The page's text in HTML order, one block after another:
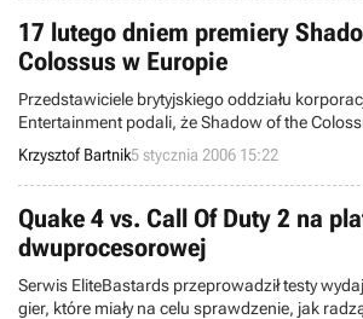
17 lutego dniem premiery
Colossus w Europie
Przedstawiciele brytyjskiego oddziału
Entertainment podali, że Shadow of the
akcji stworzona przez twórców bestsellerowej
zatytułowanej Ico - już niedługo trafi na Stary
europejskiego debiutu gry wyznaczono
bieżącego roku.
Krzysztof Bartnik5 stycznia 2006 15:22
Quake 4 vs. Call Of Duty 2 na
dwuprocesorowej
Serwis EliteBastards przeprowadził testy
gier, które miały na celu sprawdzenie, jak